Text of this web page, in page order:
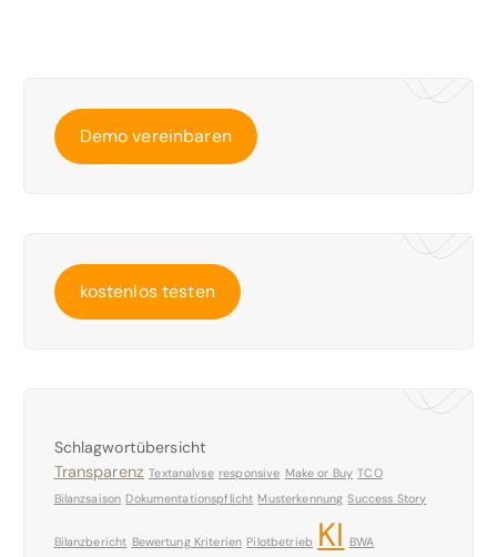
Demo vereinbaren
kostenlos testen
Schlagwortübersicht
Transparenz Textanalyse responsive Make or Buy TCO
Bilanzsaison Dokumentationspflicht Musterkennung Success Story
Bilanzbericht Bewertung Kriterien Pilotbetrieb KI BWA